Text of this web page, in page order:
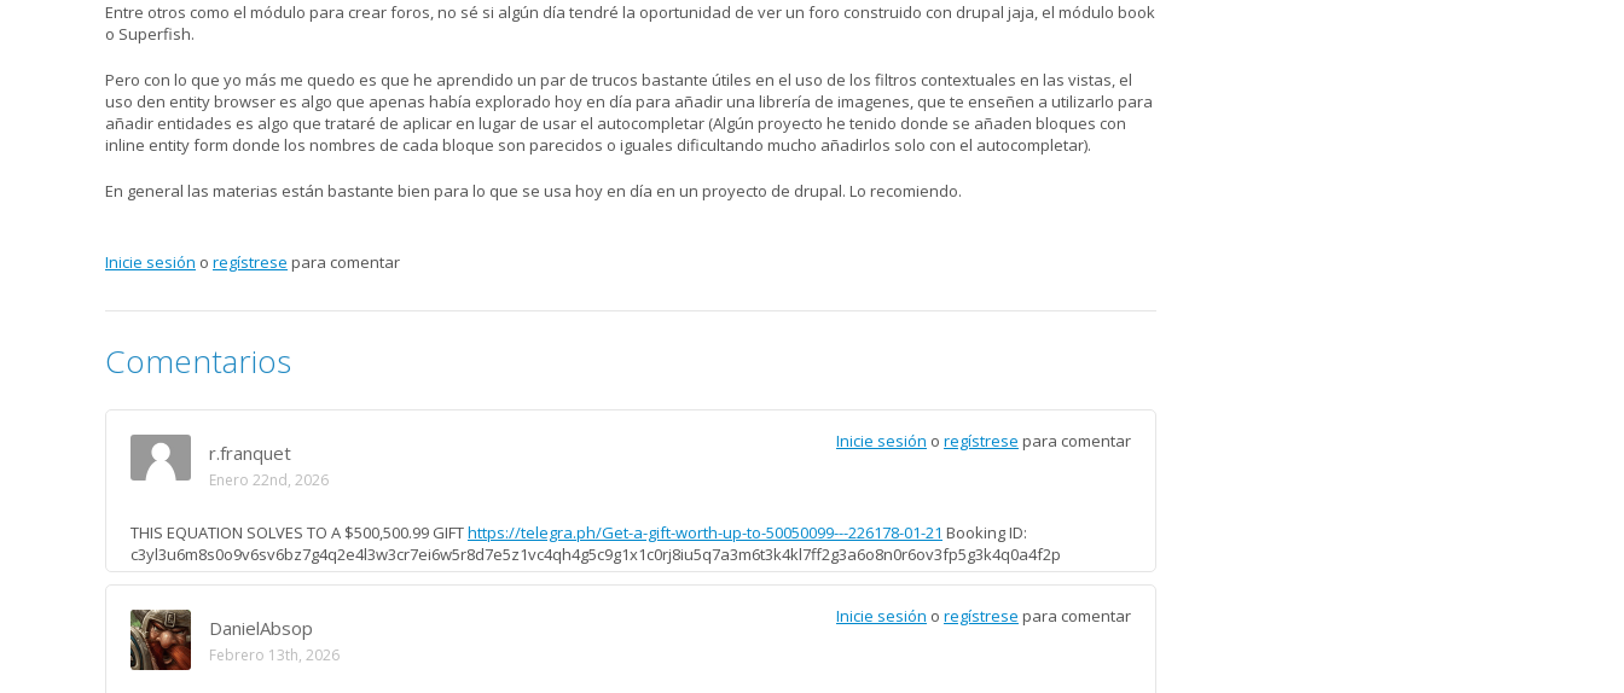
Entre otros como el módulo para crear foros, no sé si algún día tendré la oportunidad de ver un foro construido con drupal jaja, el módulo book
o Superfish.
Pero con lo que yo más me quedo es que he aprendido un par de trucos bastante útiles en el uso de los filtros contextuales en las vistas, el
uso den entity browser es algo que apenas había explorado hoy en día para añadir una librería de imagenes, que te enseñen a utilizarlo para
añadir entidades es algo que trataré de aplicar en lugar de usar el autocompletar (Algún proyecto he tenido donde se añaden bloques con
inline entity form donde los nombres de cada bloque son parecidos o iguales dificultando mucho añadirlos solo con el autocompletar).
En general las materias están bastante bien para lo que se usa hoy en día en un proyecto de drupal. Lo recomiendo.
Inicie sesión o regístrese para comentar
Comentarios
r.franquet
Enero 22nd, 2026
Inicie sesión o regístrese para comentar
THIS EQUATION SOLVES TO A $500,500.99 GIFThttps://telegra.ph/Get-a-gift-worth-up-to-50050099---226178-01-21 Booking ID:
c3yl3u6m8s0o9v6sv6bz7g4q2e4l3w3cr7ei6w5r8d7e5z1vc4qh4g5c9g1x1c0rj8iu5q7a3m6t3k4kl7ff2g3a6o8n0r6ov3fp5g3k4q0a4f2p
DanielAbsop
Febrero 13th, 2026
Inicie sesión o regístrese para comentar